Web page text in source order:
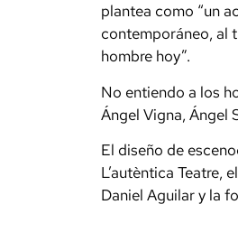
plantea como “un
contemporáneo, al
hombre hoy”.
No entiendo a los
Ángel Vigna, Ángel
El diseño de
L’autèntica Teatre,
Daniel Aguilar y la